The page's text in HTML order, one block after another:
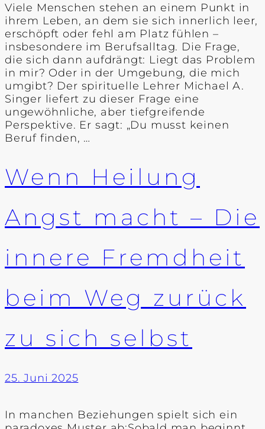
Viele Menschen stehen an einem Punkt in
ihrem Leben, an dem sie sich innerlich leer,
erschöpft oder fehl am Platz fühlen –
insbesondere im Berufsalltag. Die Frage,
die sich dann aufdrängt: Liegt das Problem
in mir? Oder in der Umgebung, die mich
umgibt? Der spirituelle Lehrer Michael A.
Singer liefert zu dieser Frage eine
ungewöhnliche, aber tiefgreifende
Perspektive. Er sagt: „Du musst keinen
Beruf finden, …
Wenn Heilung
Angst macht – Die
innere Fremdheit
beim Weg zurück
zu sich selbst
25. Juni 2025
In manchen Beziehungen spielt sich ein